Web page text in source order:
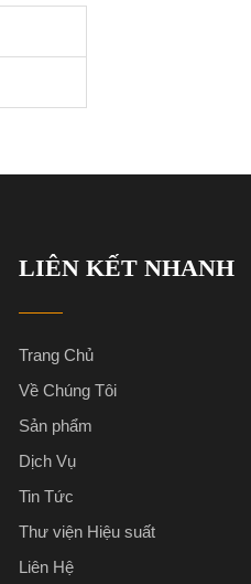
LIÊN KẾT NHANH
Trang Chủ
Về Chúng Tôi
Sản phẩm
Dịch Vụ
Tin Tức
Thư viện Hiệu suất
Liên Hệ